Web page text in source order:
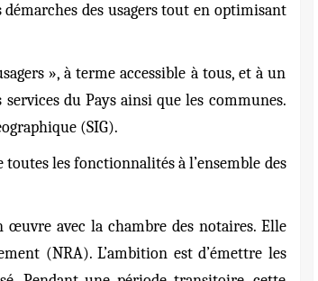
des usagers tout en optimisant
», à terme accessible à tous, et à un
du Pays ainsi que les communes.
(SIG).
toutes les fonctionnalités à l’ensemble des
avec la chambre des notaires. Elle
(NRA). L’ambition est d’émettre les